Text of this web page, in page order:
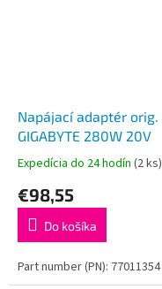
Napájací adaptér orig.
GIGABYTE 280W 20V
Expedícia do 24 hodín (2 ks)
€98,55
Do košíka
Part number (PN): 77011354